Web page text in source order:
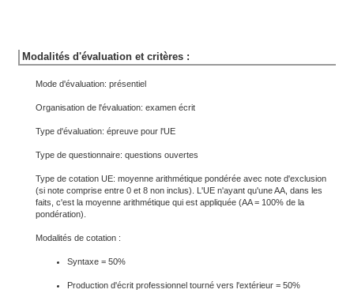
Modalités d'évaluation et critères :
Mode d'évaluation: présentiel
Organisation de l'évaluation: examen écrit
Type d'évaluation: épreuve pour l'UE
Type de questionnaire: questions ouvertes
Type de cotation UE: moyenne arithmétique pondérée avec note d'exclusion
(si note comprise entre 0 et 8 non inclus). L'UE n'ayant qu'une AA, dans les
faits, c'est la moyenne arithmétique qui est appliquée (AA = 100% de la
pondération).
Modalités de cotation :
Syntaxe = 50%
Production d'écrit professionnel tourné vers l'extérieur = 50%